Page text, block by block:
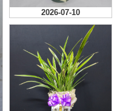
2026-07-10